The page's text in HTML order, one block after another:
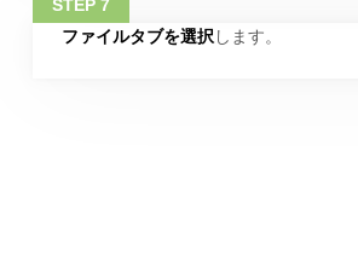
ファイルタブを選択 します。